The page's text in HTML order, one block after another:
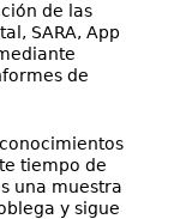
de las
SARA, App
de
tiempo de
una muestra
y sigue